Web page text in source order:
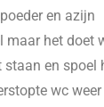
en azijn
maar het
en spoel
wc